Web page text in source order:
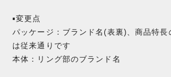
▪️変更点
パッケージ：ブランド名(表裏)、商品特
は従来通りです
本体：リング部のブランド名